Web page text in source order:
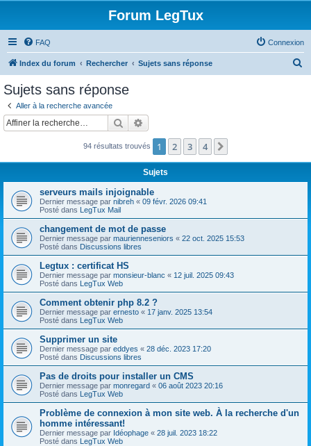
Forum LegTux
FAQ Connexion
Index du forum Rechercher Sujets sans réponse
c
Sujets sans réponse
Aller à la recherche avancée
Rechercher
94 résultats trouvés 1 2 3 4
Sujets
serveurs mails injoignable
Dernier message par nibreh « 09 févr. 2026 09:41
Posté dans LegTux Mail
changement de mot de passe
Dernier message par maurienneseniors « 22 oct. 2025 15:53
Posté dans Discussions libres
Legtux : certificat HS
Dernier message par monsieur-blanc « 12 juil. 2025 09:43
Posté dans LegTux Web
Comment obtenir php 8.2 ?
Dernier message par ernesto « 17 janv. 2025 13:54
Posté dans LegTux Web
Supprimer un site
Dernier message par eddyes « 28 déc. 2023 17:20
Posté dans Discussions libres
Pas de droits pour installer un CMS
Dernier message par monregard « 06 août 2023 20:16
Posté dans LegTux Web
Problème de connexion à mon site web. À la recherche d'un
homme intéressant!
Dernier message par Idéophage « 28 juil. 2023 18:22
Posté dans LegTux Web